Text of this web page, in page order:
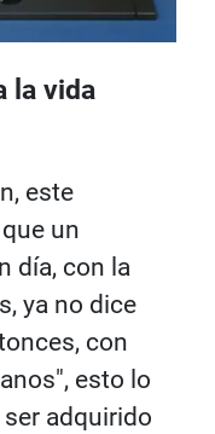
la vida
este
un
día, con la
ya no dice
con
esto lo
adquirido